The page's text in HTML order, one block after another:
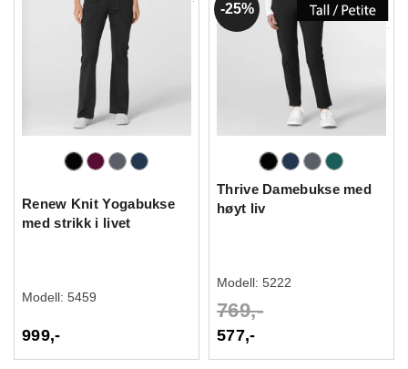
Renew Knit Yogabukse
med strikk i livet
Modell: 5459
999,-
25%
Thrive Damebukse med
høyt liv
Modell: 5222
769,-
577,-